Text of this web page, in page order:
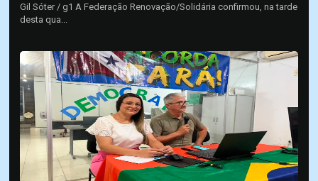
Gil Sóter / g1 A Federação Renovação/Solidária confirmou, na tarde
desta qua...